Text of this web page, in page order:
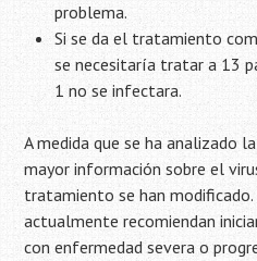
problema.
Si se da el tratamiento
se necesitaría tratar a 13
1 no se infectara.
A medida que se ha analizado
mayor información sobre el
tratamiento se han
actualmente recomiendan
con enfermedad severa o